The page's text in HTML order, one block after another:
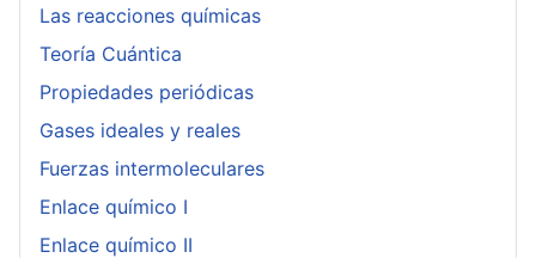
Las reacciones químicas
Teoría Cuántica
Propiedades periódicas
Gases ideales y reales
Fuerzas intermoleculares
Enlace químico I
Enlace químico II